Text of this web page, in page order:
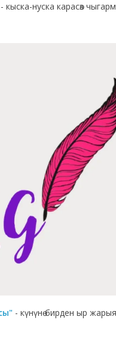
- кыска-нуска карасөз
- күнүнө бирден ыр